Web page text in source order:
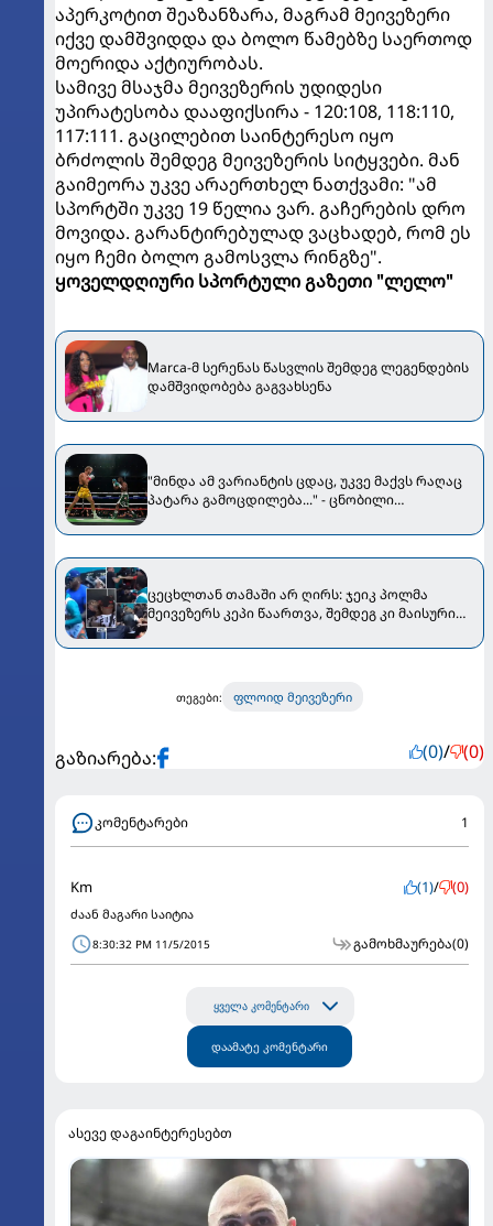
აპერკოტით შეაზანზარა, მაგრამ მეივეზერი
იქვე დამშვიდდა და ბოლო წამებზე საერთოდ
მოერიდა აქტიურობას.
სამივე მსაჯმა მეივეზერის უდიდესი
უპირატესობა დააფიქსირა - 120:108, 118:110,
117:111. გაცილებით საინტერესო იყო
ბრძოლის შემდეგ მეივეზერის სიტყვები. მან
გაიმეორა უკვე არაერთხელ ნათქვამი: "ამ
სპორტში უკვე 19 წელია ვარ. გაჩერების დრო
მოვიდა. გარანტირებულად ვაცხადებ, რომ ეს
იყო ჩემი ბოლო გამოსვლა რინგზე".
ყოველდღიური სპორტული გაზეთი "ლელო"
Marca-მ სერენას წასვლის შემდეგ ლეგენდების
დამშვიდობება გაგვახსენა
"მინდა ამ ვარიანტის ცდაც, უკვე მაქვს რაღაც
პატარა გამოცდილება..." - ცნობილი
იქნება?
ცეცხლთან თამაში არ ღირს: ჯეიკ პოლმა
მეივეზერს კეპი წაართვა, შემდეგ კი მაისური
[VIDEO]
თეგები: ფლოიდ მეივეზერი
გაზიარება: (0)/ (0)
კომენტარები 1
Km (1)/ (0)
ძაან მაგარი საიტია
8:30:32 PM 11/5/2015 გამოხმაურება(0)
ყველა კომენტარი
დაამატე კომენტარი
ასევე დაგაინტერესებთ